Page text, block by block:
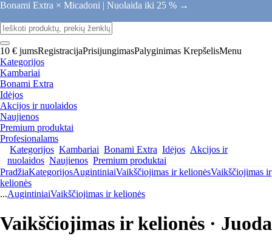
Bonami Extra × Micadoni | Nuolaida iki 25 % →
10 € jumsRegistracijaPrisijungimasPalyginimas KrepšelisMenu
Kategorijos
Kambariai
Bonami Extra
Idėjos
Akcijos ir nuolaidos
Naujienos
Premium produktai
Profesionalams
Kategorijos Kambariai Bonami Extra Idėjos Akcijos ir
nuolaidos Naujienos Premium produktai
PradžiaKategorijosAugintiniaiVaikščiojimas ir kelionėsVaikščiojimas ir
kelionės
...AugintiniaiVaikščiojimas ir kelionės
Vaikščiojimas ir kelionės · Juoda